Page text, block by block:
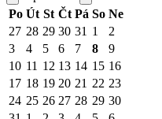
Po Út St Čt Pá So Ne
27 28 29 30 31 1
2
3
4 5 6 7 8
9
10 11 12 13 14 15 16
17 18 19 20 21 22 23
24 25 26 27 28 29 30